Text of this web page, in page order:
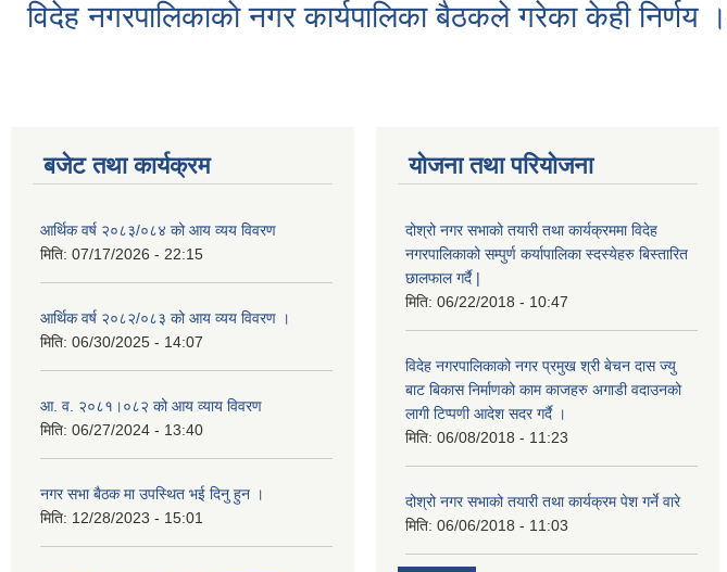
विदेह नगरपालिकाकाे नगर कार्यपालिका बैठकले गरेका केही निर्णय ।
बजेट तथा कार्यक्रम
आर्थिक वर्ष २०८३/०८४ को आय व्यय विवरण
मिति: 07/17/2026 - 22:15
आर्थिक वर्ष २०८२/०८३ को आय व्यय विवरण ।
मिति: 06/30/2025 - 14:07
आ. व. २०८१।०८२ को आय व्याय विवरण
मिति: 06/27/2024 - 13:40
नगर सभा बैठक मा उपस्थित भई दिनु हुन ।
मिति: 12/28/2023 - 15:01
योजना तथा परियोजना
दोश्रो नगर सभाको तयारी तथा कार्यक्रममा विदेह
नगरपालिकाको सम्पुर्ण कर्यापालिका स्दस्येहरु बिस्तारित
छालफाल गर्दै |
मिति: 06/22/2018 - 10:47
विदेह नगरपालिकाको नगर प्रमुख श्री बेचन दास ज्यु
बाट बिकास निर्माणको काम काजहरु अगाडी वदाउनको
लागी टिप्पणी आदेश सदर गर्दै ।
मिति: 06/08/2018 - 11:23
दोश्रो नगर सभाको तयारी तथा कार्यक्रम पेश गर्ने वारे
मिति: 06/06/2018 - 11:03